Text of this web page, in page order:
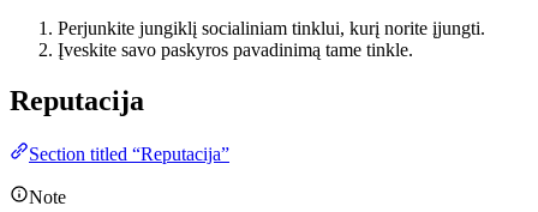
Perjunkite jungiklį socialiniam tinklui, kurį norite įjungti.
Įveskite savo paskyros pavadinimą tame tinkle.
Reputacija
Section titled “Reputacija”
Note